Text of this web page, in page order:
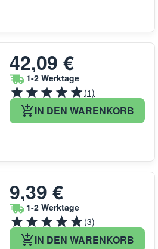
42,09 €
1-2 Werktage
(1)
IN DEN WARENKORB
9,39 €
1-2 Werktage
(3)
IN DEN WARENKORB